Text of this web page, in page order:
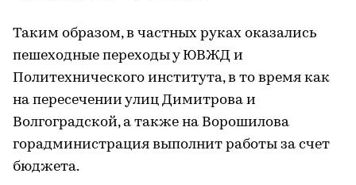
Таким образом, в частных руках оказались
пешеходные переходы у ЮВЖД и
Политехнического института, в то время как
на пересечении улиц Димитрова и
Волгоградской, а также на Ворошилова
горадминистрация выполнит работы за счет
бюджета.